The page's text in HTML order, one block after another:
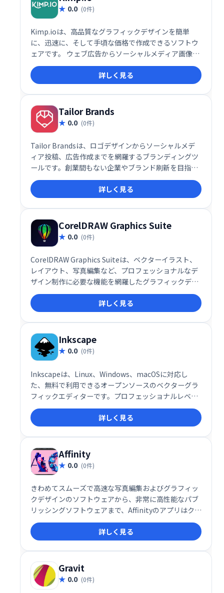
0.0 (0件)
Kimp.ioは、高品質なグラフィックデザインを簡単
に、迅速に、そして手頃な価格で作成できるソフトウ
ェアです。 ウェブ広告からソーシャルメディア画像ま
で、様々なデザインニーズに対応。無制限のリクエス
トを送信でき、起業家から大企業まで幅広いユーザー
に最適です。デザインに時間をかけずに、ビジネスを
成長させましょう。
詳しく見る
Tailor Brands
0.0 (0件)
Tailor Brandsは、ロゴデザインからソーシャルメデ
ィア投稿、広告作成までを網羅するブランディングツ
ールです。創業間もない企業やブランド刷新を目指す
企業、ソーシャルメディア管理や広告コンテンツ制作
の効率化を図りたい企業に最適です。手軽にプロフェ
ッショナルなブランディングを実現します。
詳しく見る
CorelDRAW Graphics Suite
0.0 (0件)
CorelDRAW Graphics Suiteは、ベクターイラスト、
レイアウト、写真編集など、プロフェッショナルなデ
ザイン制作に必要な機能を網羅したグラフィックデザ
インソフトウェアです。Webアプリとの連携で、作品
の作成・保存・共有をスムーズに行えます。Windows
とMacに対応し、Webグラフィックや印刷物など幅広
い用途に対応します。
詳しく見る
Inkscape
0.0 (0件)
Inkscapeは、Linux、Windows、macOSに対応し
た、無料で利用できるオープンソースのベクターグラ
フィックエディターです。プロフェッショナルレベル
の編集機能を備え、高品質なイラストやロゴの作成に
最適です。初心者から上級者まで幅広く活用できる強
力なツールです。
詳しく見る
Affinity
0.0 (0件)
きわめてスムーズで高速な写真編集およびグラフィッ
クデザインのソフトウェアから、非常に高性能なパブ
リッシングソフトウェアまで、Affinityのアプリはクリ
エイティブテクノロジーの可能性の限界を押し広げて
います。
詳しく見る
Gravit
0.0 (0件)